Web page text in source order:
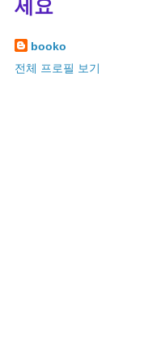
세요
booko
전체 프로필 보기